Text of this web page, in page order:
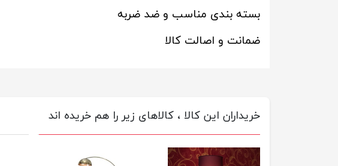
بسته بندی مناسب و ضد ضربه
ضمانت و اصالت کالا
خریداران این کالا ، کالاهای زیر را هم خریده اند